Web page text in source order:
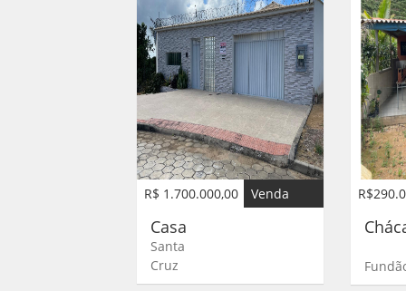
R$ 1.700.000,00 Venda
Casa
Santa
Cruz